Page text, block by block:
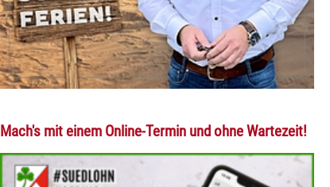
Mach's mit einem Online-Termin und ohne Wartezeit!